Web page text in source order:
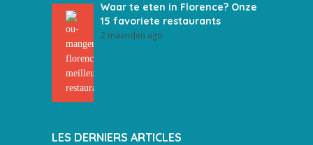
Waar te eten in Florence? Onze
15 favoriete restaurants
2 maanden ago
LES DERNIERS ARTICLES